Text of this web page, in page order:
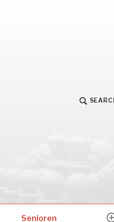
Senioren